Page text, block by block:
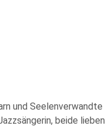
und Seelenverwandte
beide lieben